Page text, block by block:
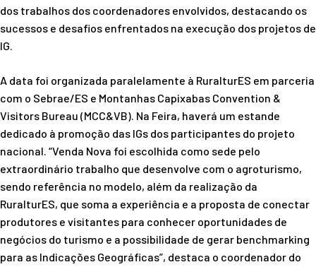
dos trabalhos dos coordenadores envolvidos, destacando os
sucessos e desafios enfrentados na execução dos projetos de
IG.
A data foi organizada paralelamente à RuralturES em parceria
com o Sebrae/ES e Montanhas Capixabas Convention &
Visitors Bureau (MCC&VB). Na Feira, haverá um estande
dedicado à promoção das IGs dos participantes do projeto
nacional. “Venda Nova foi escolhida como sede pelo
extraordinário trabalho que desenvolve com o agroturismo,
sendo referência no modelo, além da realização da
RuralturES, que soma a experiência e a proposta de conectar
produtores e visitantes para conhecer oportunidades de
negócios do turismo e a possibilidade de gerar benchmarking
para as Indicações Geográficas”, destaca o coordenador do